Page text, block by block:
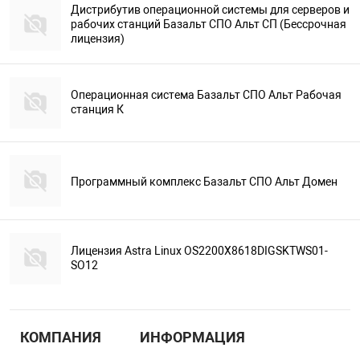
Дистрибутив операционной системы для серверов и
рабочих станций Базальт СПО Альт СП (Бессрочная
лицензия)
Операционная система Базальт СПО Альт Рабочая
станция К
Программный комплекс Базальт СПО Альт Домен
Лицензия Astra Linux OS2200X8618DIGSKTWS01-
SO12
КОМПАНИЯ ИНФОРМАЦИЯ